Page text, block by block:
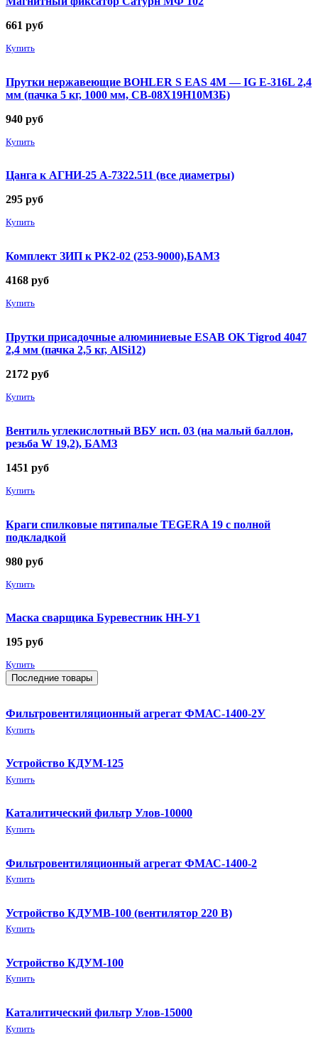
661 руб
Купить
Прутки нержавеющие BOHLER S EAS 4M — IG E-316L 2,4
мм (пачка 5 кг, 1000 мм, СВ-08Х19Н10М3Б)
940 руб
Купить
Цанга к АГНИ-25 А-7322.511 (все диаметры)
295 руб
Купить
Комплект ЗИП к РК2-02 (253-9000),БАМЗ
4168 руб
Купить
Прутки присадочные алюминиевые ESAB OK Tigrod 4047
2,4 мм (пачка 2,5 кг, AlSi12)
2172 руб
Купить
Вентиль углекислотный ВБУ исп. 03 (на малый баллон,
резьба W 19,2), БАМЗ
1451 руб
Купить
Краги спилковые пятипалые TEGERA 19 с полной
подкладкой
980 руб
Купить
Маска сварщика Буревестник НН-У1
195 руб
Купить
Последние товары
Фильтровентиляционный агрегат ФМАС-1400-2У
Купить
Устройство КДУМ-125
Купить
Каталитический фильтр Улов-10000
Купить
Фильтровентиляционный агрегат ФМАС-1400-2
Купить
Устройство КДУМВ-100 (вентилятор 220 В)
Купить
Устройство КДУМ-100
Купить
Каталитический фильтр Улов-15000
Купить